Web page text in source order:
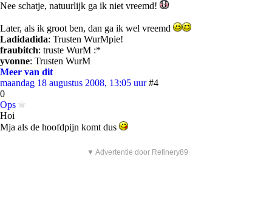
Nee schatje, natuurlijk ga ik niet vreemd!
Later, als ik groot ben, dan ga ik wel vreemd
Ladidadida: Trusten WurMpie!
fraubitch: truste WurM :*
yvonne: Trusten WurM
Meer van dit
maandag 18 augustus 2008, 13:05 uur #4
0
Ops
Hoi
Mja als de hoofdpijn komt dus
▼ Advertentie door Refinery89